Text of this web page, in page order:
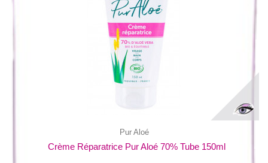
Pur Aloé
Crème Réparatrice Pur Aloé 70% Tube 150ml